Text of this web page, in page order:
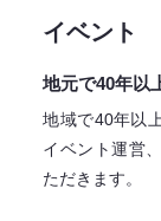
イベント
地元で40年以
地域で40年以
イベント運営
ただきます。